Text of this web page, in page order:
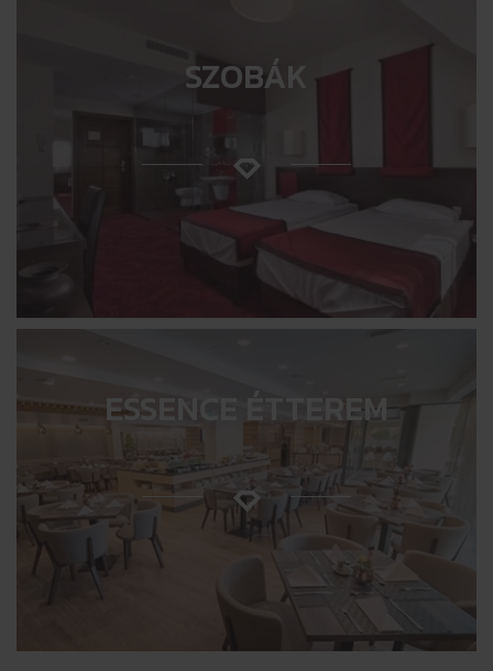
SZOBÁK
ESSENCE ÉTTEREM